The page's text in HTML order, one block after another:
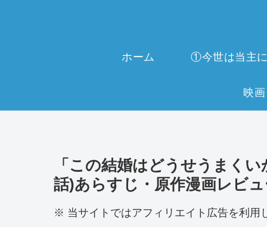
ホーム
「この結婚はどうせうまく
話)あらすじ・原作漫画レビ
※ 当サイトではアフィリエイト広告を利用